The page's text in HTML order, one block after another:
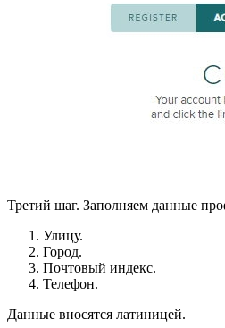
Третий шаг. Заполняем данные
Улицу.
Город.
Почтовый индекс.
Телефон.
Данные вносятся латиницей.